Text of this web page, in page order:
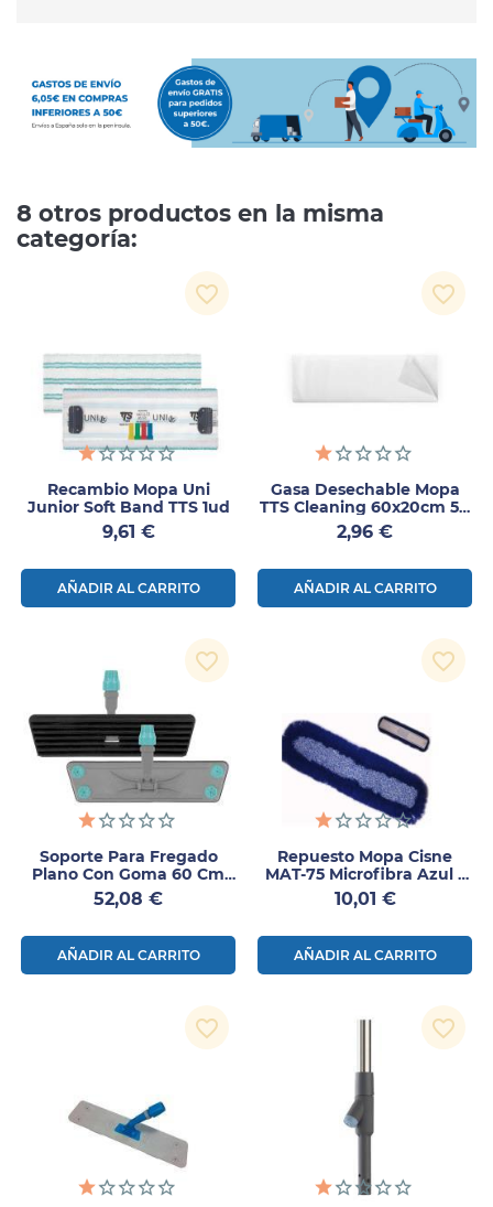
8 otros productos en la misma
categoría:
Recambio Mopa Uni
Junior Soft Band TTS 1ud
Precio
9,61 €
AÑADIR AL CARRITO
favorite_border
Gasa Desechable Mopa
TTS Cleaning 60x20cm 50
Uds
Precio
2,96 €
AÑADIR AL CARRITO
favorite_border
Soporte Para Fregado
Plano Con Goma 60 Cm
TTS
Precio
52,08 €
AÑADIR AL CARRITO
favorite_border
Repuesto Mopa Cisne
MAT-75 Microfibra Azul –
Limpieza Eficiente Y
Duradera 1ud
Precio
10,01 €
AÑADIR AL CARRITO
favorite_border
favorite_border favorite_border